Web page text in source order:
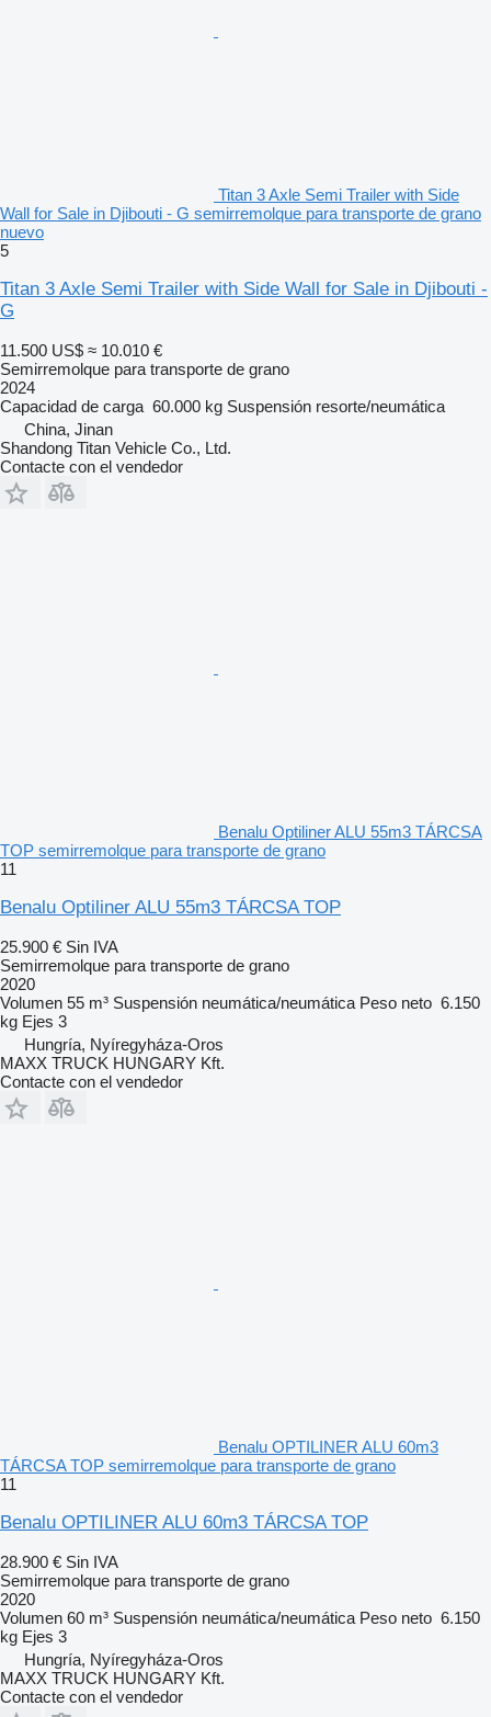
Titan 3 Axle Semi Trailer with Side
Wall for Sale in Djibouti - G semirremolque para transporte de grano
nuevo
5
Titan 3 Axle Semi Trailer with Side Wall for Sale in Djibouti -
G
11.500 US$ ≈ 10.010 €
Semirremolque para transporte de grano
2024
Capacidad de carga 60.000 kg Suspensión resorte/neumática
China, Jinan
Shandong Titan Vehicle Co., Ltd.
Contacte con el vendedor
Benalu Optiliner ALU 55m3 TÁRCSA
TOP semirremolque para transporte de grano
11
Benalu Optiliner ALU 55m3 TÁRCSA TOP
25.900 € Sin IVA
Semirremolque para transporte de grano
2020
Volumen 55 m³ Suspensión neumática/neumática Peso neto 6.150
kg Ejes 3
Hungría, Nyíregyháza-Oros
MAXX TRUCK HUNGARY Kft.
Contacte con el vendedor
Benalu OPTILINER ALU 60m3
TÁRCSA TOP semirremolque para transporte de grano
11
Benalu OPTILINER ALU 60m3 TÁRCSA TOP
28.900 € Sin IVA
Semirremolque para transporte de grano
2020
Volumen 60 m³ Suspensión neumática/neumática Peso neto 6.150
kg Ejes 3
Hungría, Nyíregyháza-Oros
MAXX TRUCK HUNGARY Kft.
Contacte con el vendedor